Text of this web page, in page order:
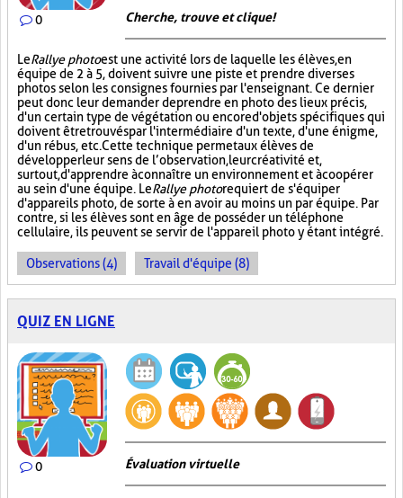
0 Cherche, trouve et clique !
LeRallye photoest une activité lors de laquelle les élèves, en
équipe de 2 à 5, doivent suivre une piste et prendre diverses
photos selon les consignes fournies par l'enseignant. Ce dernier
peut donc leur demander de prendre en photo des lieux précis,
d'un certain type de végétation ou encore d'objets spécifiques qui
doivent être trouvés par l'intermédiaire d'un texte, d'une énigme,
d'un rébus, etc. Cette technique permet aux élèves de
développer leur sens de l’observation, leur créativité et,
surtout, d'apprendre à connaître un environnement et à coopérer
au sein d'une équipe. LeRallye photorequiert de s'équiper
d'appareils photo, de sorte à en avoir au moins un par équipe. Par
contre, si les élèves sont en âge de posséder un téléphone
cellulaire, ils peuvent se servir de l'appareil photo y étant intégré.
Observations (4) Travail d'équipe (8)
QUIZ EN LIGNE
0 Évaluation virtuelle